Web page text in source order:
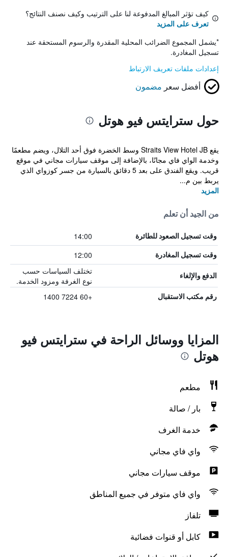
كيف تؤثر المبالغ المدفوعة لنا على الترتيب وكيف نصنف النتائج؟
تعرف على المزيد
*يشمل المجموع الضرائب المحلية المقدرة والرسوم المستحقة عند
تسجيل المغادرة.
إعدادات ملفات تعريف الارتباط
أفضل سعر مضمون
حول سترايتس فيو هوتل
يقع Straits View Hotel JB وسط الخضرة فوق أحد التلال، ويضم مطعمًا
وخدمة الواي فاي مجانًا، بالإضافة إلى موقف سيارات مجاني في موقع
قريب. ويقع الفندق على بعد 5 دقائق بالسيارة من جسر كوزواي الذي
يربط بين م...
المزيد
من الجيد أن تعلم
وقت تسجيل الصعود للطائرة 14:00
وقت تسجيل المغادرة 12:00
الدفع والإلغاء
تختلف السياسات حسب
نوع الغرفة ومزود الخدمة.
رقم مكتب الاستقبال +60 7224 1400
المزايا ووسائل الراحة في سترايتس فيو
هوتل
مطعم
بار / صالة
خدمة الغرف
واي فاي مجاني
موقف سيارات مجاني
واي فاي متوفر في جميع المناطق
تلفاز
كابل أو قنوات فضائية